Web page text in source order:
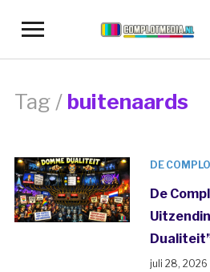
Toggle
navigation
Tag / buitenaards
DE
De
juli 28, 2026